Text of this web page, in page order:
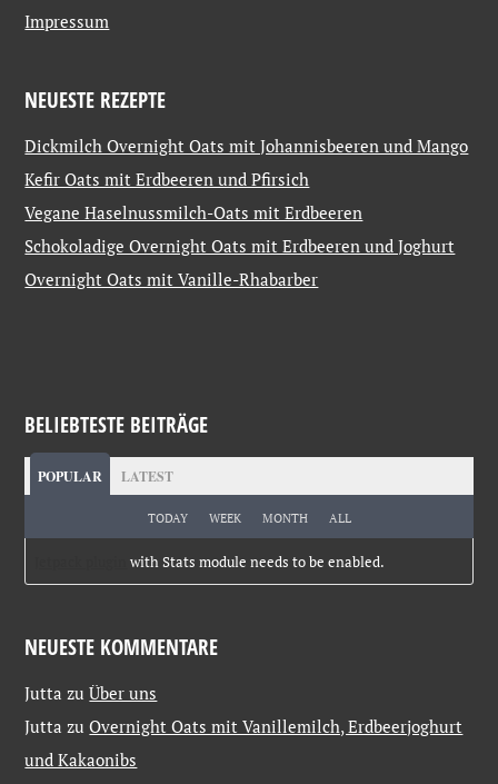
Impressum
NEUESTE REZEPTE
Dickmilch Overnight Oats mit Johannisbeeren und Mango
Kefir Oats mit Erdbeeren und Pfirsich
Vegane Haselnussmilch-Oats mit Erdbeeren
Schokoladige Overnight Oats mit Erdbeeren und Joghurt
Overnight Oats mit Vanille-Rhabarber
BELIEBTESTE BEITRÄGE
POPULAR LATEST
TODAY WEEK MONTH ALL
with Stats module needs to be enabled.
NEUESTE KOMMENTARE
Jutta zuÜber uns
Jutta zuOvernight Oats mit Vanillemilch, Erdbeerjoghurt
und Kakaonibs